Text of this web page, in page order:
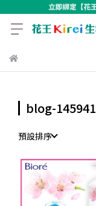
blog-145941
預設排序